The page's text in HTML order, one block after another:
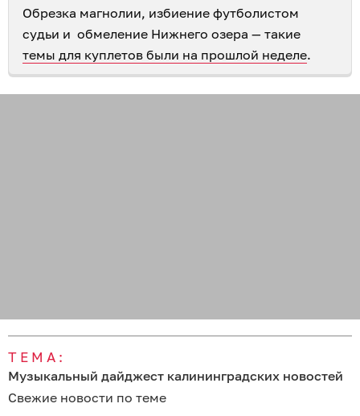
Обрезка магнолии, избиение футболистом
судьи и обмеление Нижнего озера — такие
темы для куплетов были на прошлой неделе.
ТЕМА:
Музыкальный дайджест калининградских новостей
Свежие новости по теме